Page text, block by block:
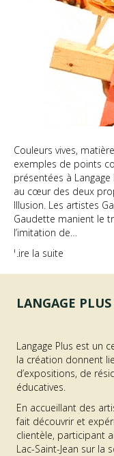
Couleurs vives,
exemples de points
présentées à
au cœur des deux
Illusion. Les artistes
Gaudette manient le
l’imitation de…
Lire la suite
LANGAGE PLUS
Langage Plus est un
la création donnent
d’expositions, de
éducatives.
En accueillant des
fait découvrir et
clientèle, participant
Lac-Saint-Jean sur la